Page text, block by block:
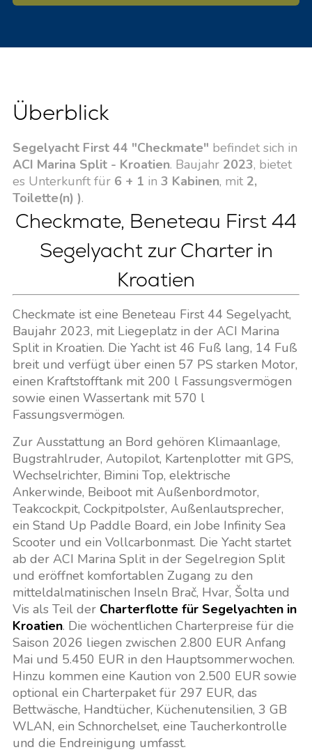
Überblick
Segelyacht First 44 "Checkmate" befindet sich in
ACI Marina Split - Kroatien. Baujahr 2023, bietet
es Unterkunft für 6 + 1 in 3 Kabinen, mit 2,
Toilette(n) ).
Checkmate, Beneteau First 44
Segelyacht zur Charter in
Kroatien
Checkmate ist eine Beneteau First 44 Segelyacht,
Baujahr 2023, mit Liegeplatz in der ACI Marina
Split in Kroatien. Die Yacht ist 46 Fuß lang, 14 Fuß
breit und verfügt über einen 57 PS starken Motor,
einen Kraftstofftank mit 200 l Fassungsvermögen
sowie einen Wassertank mit 570 l
Fassungsvermögen.
Zur Ausstattung an Bord gehören Klimaanlage,
Bugstrahlruder, Autopilot, Kartenplotter mit GPS,
Wechselrichter, Bimini Top, elektrische
Ankerwinde, Beiboot mit Außenbordmotor,
Teakcockpit, Cockpitpolster, Außenlautsprecher,
ein Stand Up Paddle Board, ein Jobe Infinity Sea
Scooter und ein Vollcarbonmast. Die Yacht startet
ab der ACI Marina Split in der Segelregion Split
und eröffnet komfortablen Zugang zu den
mitteldalmatinischen Inseln Brač, Hvar, Šolta und
Vis als Teil der Charterflotte für Segelyachten in
Kroatien. Die wöchentlichen Charterpreise für die
Saison 2026 liegen zwischen 2.800 EUR Anfang
Mai und 5.450 EUR in den Hauptsommerwochen.
Hinzu kommen eine Kaution von 2.500 EUR sowie
optional ein Charterpaket für 297 EUR, das
Bettwäsche, Handtücher, Küchenutensilien, 3 GB
WLAN, ein Schnorchelset, eine Taucherkontrolle
und die Endreinigung umfasst.